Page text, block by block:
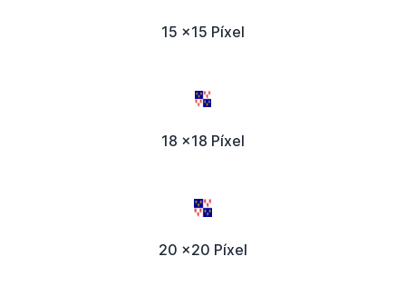
15 x15 Píxel
18 x18 Píxel
20 x20 Píxel